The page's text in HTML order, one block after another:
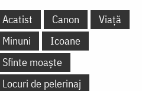
Acatist Canon
Viață
Minuni
Icoane
Sfinte moaște
Locuri de pelerinaj